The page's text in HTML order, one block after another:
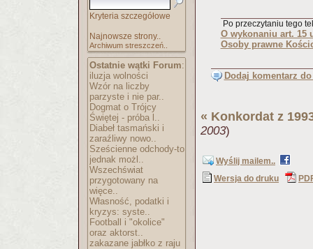
Kryteria szczegółowe
Najnowsze strony..
Archiwum streszczeń..
Ostatnie wątki Forum:
iluzja wolności
Wzór na liczby
parzyste i nie par..
Dogmat o Trójcy
Świętej - próba l..
Diabeł tasmański i
zaraźliwy nowo..
Sześcienne odchody-to
jednak możl..
Wszechświat
przygotowany na
więce..
Własność, podatki i
kryzys: syste..
Football i "okolice"
oraz aktorst..
zakazane jabłko z raju
Po przeczytaniu tego
O wykonaniu art. 15
Osoby prawne
Dodaj komentarz
« Konkordat z
2003)
Wyślij mailem..
Wersja do druku